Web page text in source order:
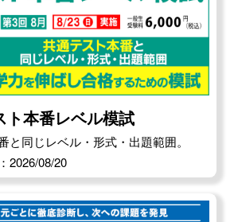
ト本番レベル模試
と同じレベル・形式・出題範囲。
2026/08/20